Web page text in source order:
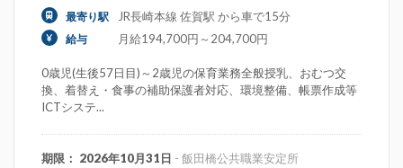
最寄り駅 JR長崎本線 佐賀駅 から車で15分
給与 月給194,700円～204,700円
0歳児(生後57日目)～2歳児の保育業務全般授乳、おむつ交
換、着替え・食事の補助保護者対応、環境整備、帳票作成等
ICTシステ...
期限： 2026年10月31日 - 飯田橋公共職業安定所